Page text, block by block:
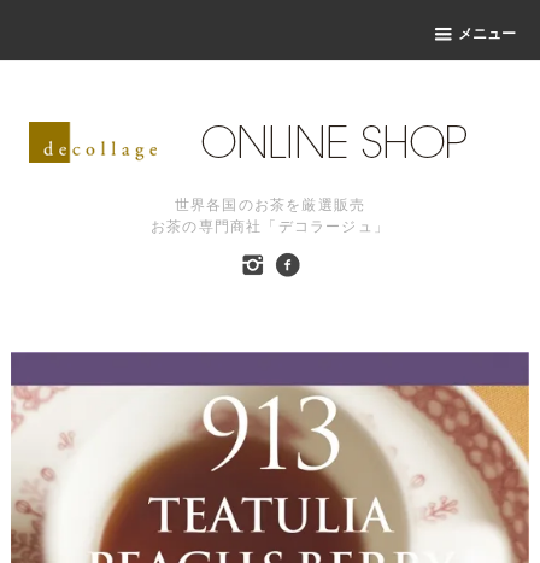
メニュー
世界各国のお茶を厳選販売
お茶の専門商社「デコラージュ」